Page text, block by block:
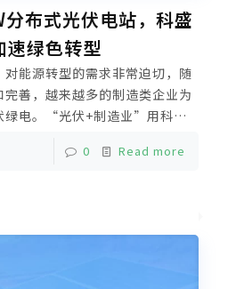
布式光伏电站，科盛
速绿色转型
能源转型的需求非常迫切，随
善，越来越多的制造类企业为
绿电。“光伏+制造业”用科技
转换。科盛的全力支撑，为汇金
保障，给每一度电都赋予更深化
0 Read more